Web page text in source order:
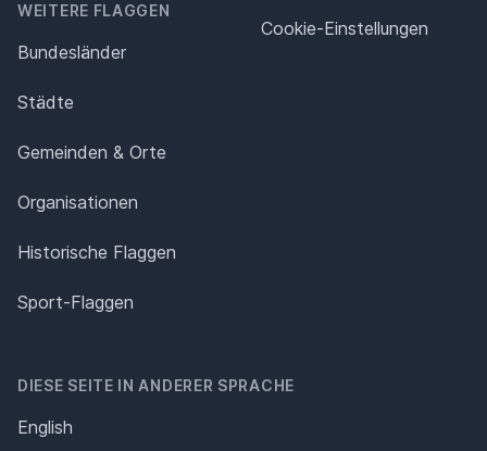
WEITERE FLAGGEN
Bundesländer
Städte
Gemeinden & Orte
Organisationen
Historische Flaggen
Sport-Flaggen
Cookie-Einstellungen
DIESE SEITE IN ANDERER SPRACHE
English